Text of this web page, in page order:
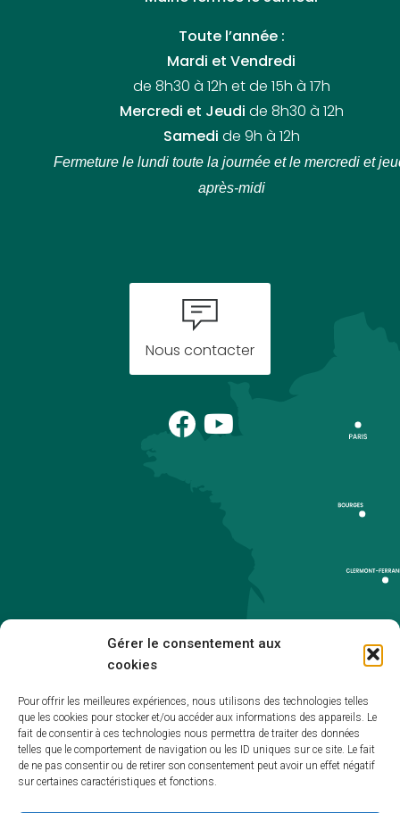
Gérer le consentement aux
cookies
Pour offrir les meilleures expériences, nous utilisons des technologies telles
que les cookies pour stocker et/ou accéder aux informations des appareils. Le
fait de consentir à ces technologies nous permettra de traiter des données
telles que le comportement de navigation ou les ID uniques sur ce site. Le fait
de ne pas consentir ou de retirer son consentement peut avoir un effet négatif
sur certaines caractéristiques et fonctions.
Toute l’année :
Mardi et Vendredi
de 8h30 à 12h et de 15h à 17h
Mercredi et Jeudi de 8h30 à 12h
Samedi de 9h à 12h
Fermeture le lundi toute la journée et le mercredi et
après-midi
Nous contacter
Accessibilité